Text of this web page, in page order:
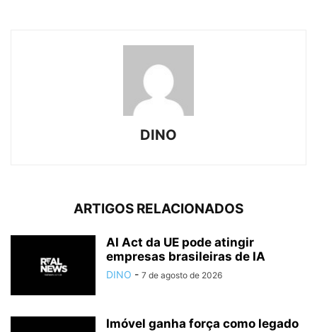
DINO
ARTIGOS RELACIONADOS
AI Act da UE pode atingir
empresas brasileiras de IA
DINO - 7 de agosto de 2026
Imóvel ganha força como legado